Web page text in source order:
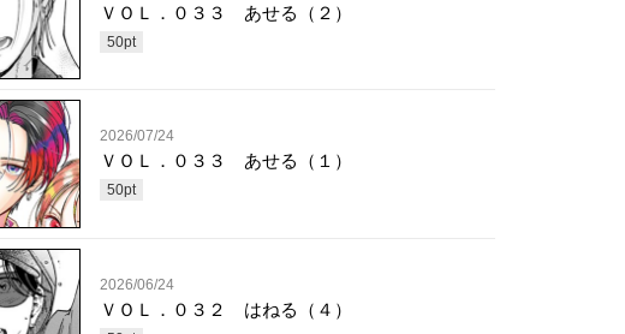
ＶＯＬ．０３３ あせる（２）
50pt
2026/07/24
ＶＯＬ．０３３ あせる（１）
50pt
2026/06/24
ＶＯＬ．０３２ はねる（４）